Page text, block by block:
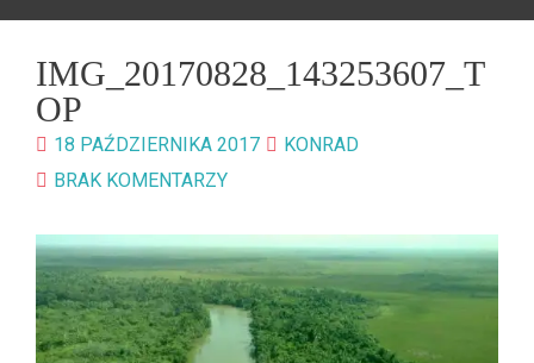
IMG_20170828_143253607_T
OP
18 PAŹDZIERNIKA 2017
KONRAD
BRAK KOMENTARZY